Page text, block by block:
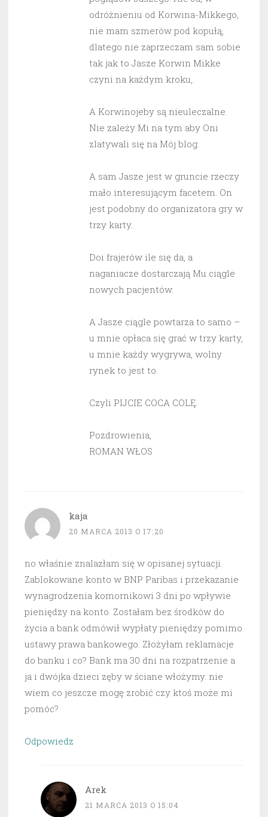
odróżnieniu od Korwina-Mikkego,
nie mam szmerów pod kopułą,
dlatego nie zaprzeczam sam sobie
tak jak to Jasze Korwin Mikke
czyni na każdym kroku,.
A Korwinojeby są nieuleczalne.
Nie zależy Mi na tym aby Oni
zlatywali się na Mój blog.
A sam Jasze jest w gruncie rzeczy
mało interesującym facetem. On
jest podobny do organizatora gry w
trzy karty.
Doi frajerów ile się da, a
naganiacze dostarczają Mu ciągle
nowych pacjentów.
A Jasze ciągle powtarza to samo –
u mnie opłaca się grać w trzy karty,
u mnie każdy wygrywa, wolny
rynek to jest to.
Czyli PIJCIE COCA COLĘ.
Pozdrowienia,
ROMAN WŁOS
kaja
20 MARCA 2013 O 17:20
no właśnie znalazłam się w opisanej sytuacji.
Zablokowane konto w BNP Paribas i przekazanie
wynagrodzenia komornikowi 3 dni po wpływie
pieniędzy na konto. Zostałam bez środków do
życia a bank odmówił wypłaty pieniędzy pomimo
ustawy prawa bankowego. Złożyłam reklamacje
do banku i co? Bank ma 30 dni na rozpatrzenie a
ja i dwójka dzieci zęby w ściane włożymy. nie
wiem co jeszcze mogę zrobić czy ktoś może mi
pomóc?
Odpowiedz
Arek
21 MARCA 2013 O 15:04